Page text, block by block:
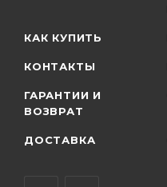
КАК КУПИТЬ
КОНТАКТЫ
ГАРАНТИИ И
ВОЗВРАТ
ДОСТАВКА